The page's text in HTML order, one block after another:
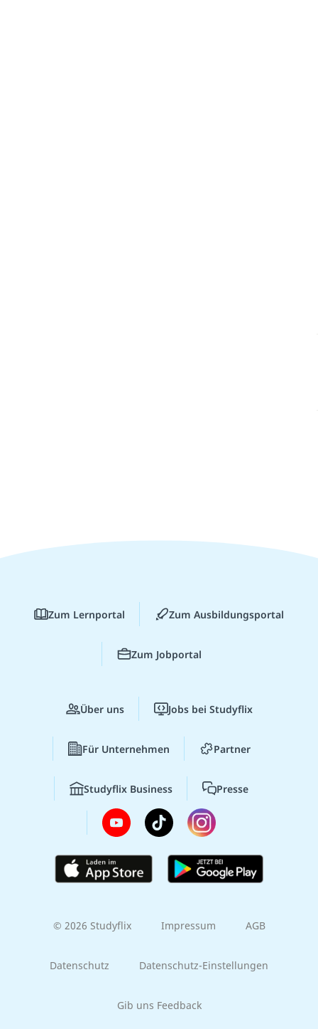
Zum Lernportal Zum Ausbildungsportal
Zum Jobportal
Über uns Jobs bei Studyflix
Für Unternehmen Partner
Studyflix Business Presse
© 2026 Studyflix Impressum AGB
Datenschutz Datenschutz-Einstellungen
Gib uns Feedback